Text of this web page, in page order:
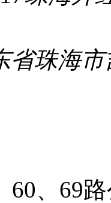
省珠海
60、69